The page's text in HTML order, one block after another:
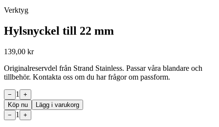
Verktyg
Hylsnyckel till 22 mm
139,00 kr
Originalreservdel från Strand Stainless. Passar våra blandare och
tillbehör. Kontakta oss om du har frågor om passform.
− 1
+
Köp nu
Lägg i varukorg
−
1 +